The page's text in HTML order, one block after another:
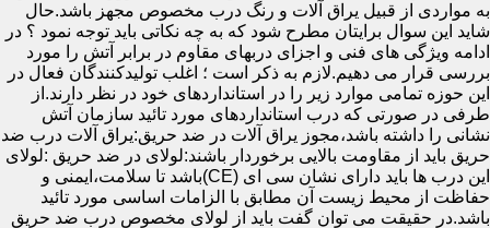
به مواردی از قبیل یراق آلات و رنگ درب مخصوص مجهز باشد.حال
شاید این سوال برایتان مطرح شود که به چه نکاتی باید توجه نمود ؟ در
ادامه ویژگی های فنی و اجزای دربهای مقاوم در برابر آتش را مورد
بررسی قرار می دهیم.لازم به ذکر است ؛ اغلب تولیدکنندگان فعال در
این حوزه تمامی موارد زیر را در استانداردهای خود در نظر دارند.از
طرفی در صورتی که درب استانداردهای مورد تائید سازمان آتش
نشانی را داشته باشد،مجوز یراق آلات در ضد حریق:یراق آلات درب ضد
حریق باید از مقاومت بالایی برخوردار باشند:لولای در ضد حریق :لولای
این درب ها باید دارای نشان سی ای (CE)باشد تا سلامت،ایمنی و
حفاظت از محیط زیست آن مطابق با الزامات اساسی مورد تائید
باشد.در حقیقت می توان گفت باید از لولای مخصوص درب ضد حریق